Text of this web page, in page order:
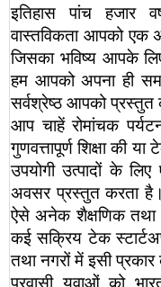
इतिहास पांच हजार
वास्तविकता आपको एक
जिसका भविष्य आपके
हम आपको अपना ही
सर्वश्रेष्ठ आपको
आप चाहें रोमांचक
गुणवत्तापूर्ण शिक्षा की
उपयोगी उत्पादों के
अवसर प्रस्तुत करता
ऐसे अनेक शैक्षणिक
कई सक्रिय टेक
तथा नगरों में इसी
प्रवासी युवाओं को